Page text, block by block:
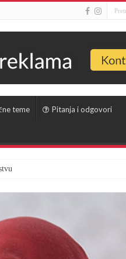
teme Pitanja i odgovori